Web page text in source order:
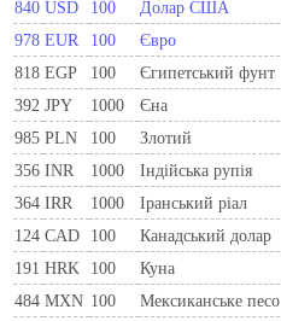
840 USD 100 Долар США
978 EUR 100 Євро
818 EGP 100 Єгипетський фунт
392 JPY 1000 Єна
985 PLN 100 Злотий
356 INR 1000 Індійська рупія
364 IRR 1000 Іранський ріал
124 CAD 100 Канадський долар
191 HRK 100 Куна
484 MXN 100 Мексиканське песо